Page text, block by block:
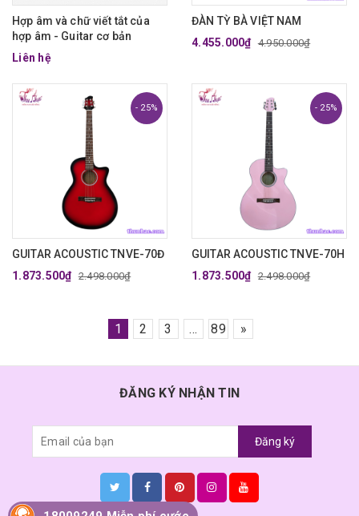
Hợp âm và chữ viết tắt của
hợp âm - Guitar cơ bản
Liên hệ
ĐÀN TỲ BÀ VIỆT NAM
4.455.000₫ 4.950.000₫
- 25%
GUITAR ACOUSTIC TNVE-70Đ
1.873.500₫ 2.498.000₫
- 25%
GUITAR ACOUSTIC TNVE-70H
1.873.500₫ 2.498.000₫
1 2 3 ... 89 »
ĐĂNG KÝ NHẬN TIN
Đăng ký